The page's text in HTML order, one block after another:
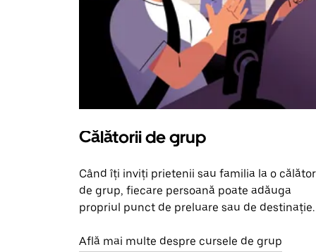
Călătorii de grup
Când îți inviți prietenii sau familia la o
de grup, fiecare persoană poate adăuga
propriul punct de preluare sau de destinație.
Află mai multe despre cursele de grup